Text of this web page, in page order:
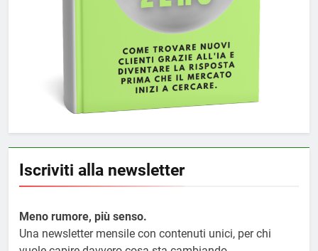
Iscriviti alla newsletter
Meno rumore, più senso.
Una newsletter mensile con contenuti unici, per chi